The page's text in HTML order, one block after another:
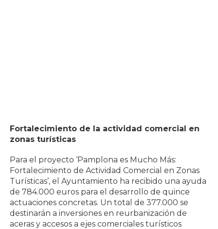
Fortalecimiento de la actividad comercial en
zonas turísticas
Para el proyecto ‘Pamplona es Mucho Más:
Fortalecimiento de Actividad Comercial en Zonas
Turísticas’, el Ayuntamiento ha recibido una ayuda
de 784.000 euros para el desarrollo de quince
actuaciones concretas. Un total de 377.000 se
destinarán a inversiones en reurbanización de
aceras y accesos a ejes comerciales turísticos